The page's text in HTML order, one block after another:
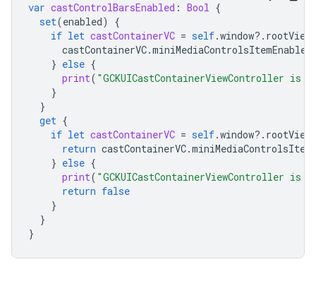
var castControlBarsEnabled : Bool {
set(enabled)
{
if let castContainerVC = self.window?.
castContainerVC.miniMediaControlsItemEnabled
} else {
print( "GCKUICastContainerViewController
}
}
get {
if let castContainerVC = self.window?.
return castContainerVC.
} else {
print( "GCKUICastContainerViewController
return false
}
}
}